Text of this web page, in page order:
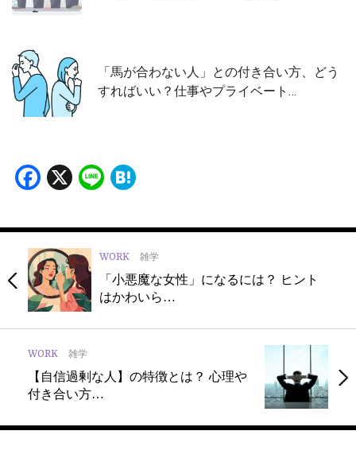
「馬が合わない人」との付き合い方、どう
すればいい？仕事やプライベート…
Facebook
X Line
WORK 雑学
「小悪魔な女性」になるには？ ヒント
はかわいら…
WORK 雑学
【自信過剰な人】の特徴とは？ 心理や
付き合い方…